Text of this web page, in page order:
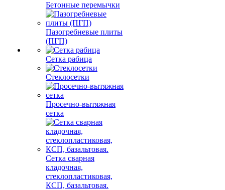
Бетонные перемычки
Пазогребневые плиты
(ПГП)
Сетка рабица
Стеклосетки
Просечно-вытяжная
сетка
Сетка сварная
кладочная,
стеклопластиковая,
КСП, базальтовая.